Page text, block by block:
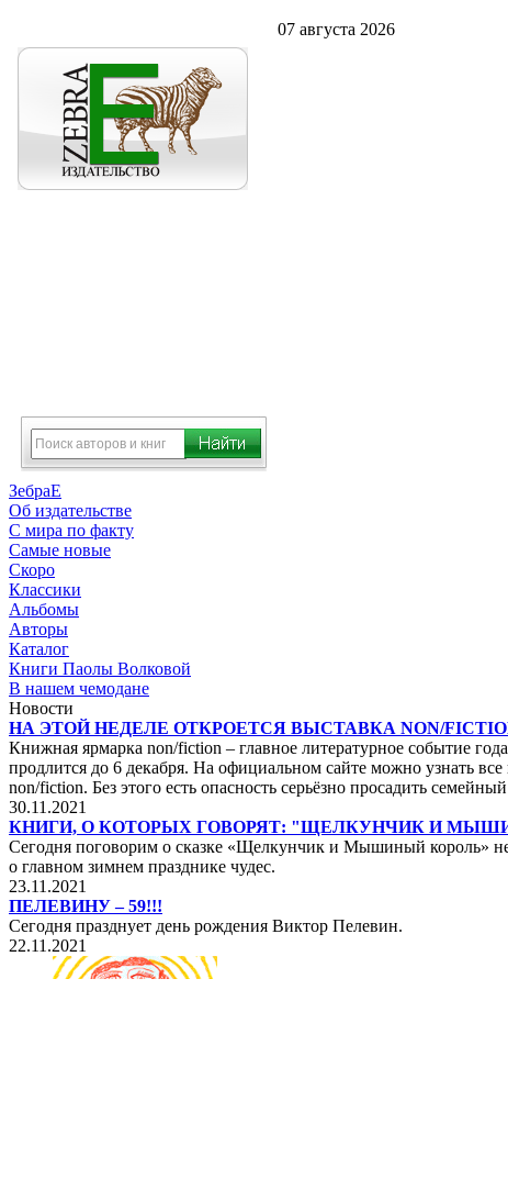
07 августа 2026
ЗебраЕ
Об издательстве
С мира по факту
Самые новые
Скоро
Классики
Альбомы
Авторы
Каталог
Книги Паолы Волковой
В нашем чемодане
Новости
НА ЭТОЙ НЕДЕЛЕ ОТКРОЕТСЯ ВЫСТАВКА NON/
Книжная ярмарка non/fiction – главное литературное событие
продлится до 6 декабря. На официальном сайте можно узнать
non/fiction. Без этого есть опасность серьёзно просадить
30.11.2021
КНИГИ, О КОТОРЫХ ГОВОРЯТ: "ЩЕЛКУНЧИК И
Сегодня поговорим о сказке «Щелкунчик и Мышиный король»
о главном зимнем празднике чудес.
23.11.2021
ПЕЛЕВИНУ – 59!!!
Сегодня празднует день рождения Виктор Пелевин.
22.11.2021